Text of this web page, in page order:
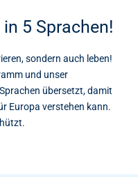
5 Sprachen!
sondern auch leben!
und unser
übersetzt, damit
Europa verstehen kann.